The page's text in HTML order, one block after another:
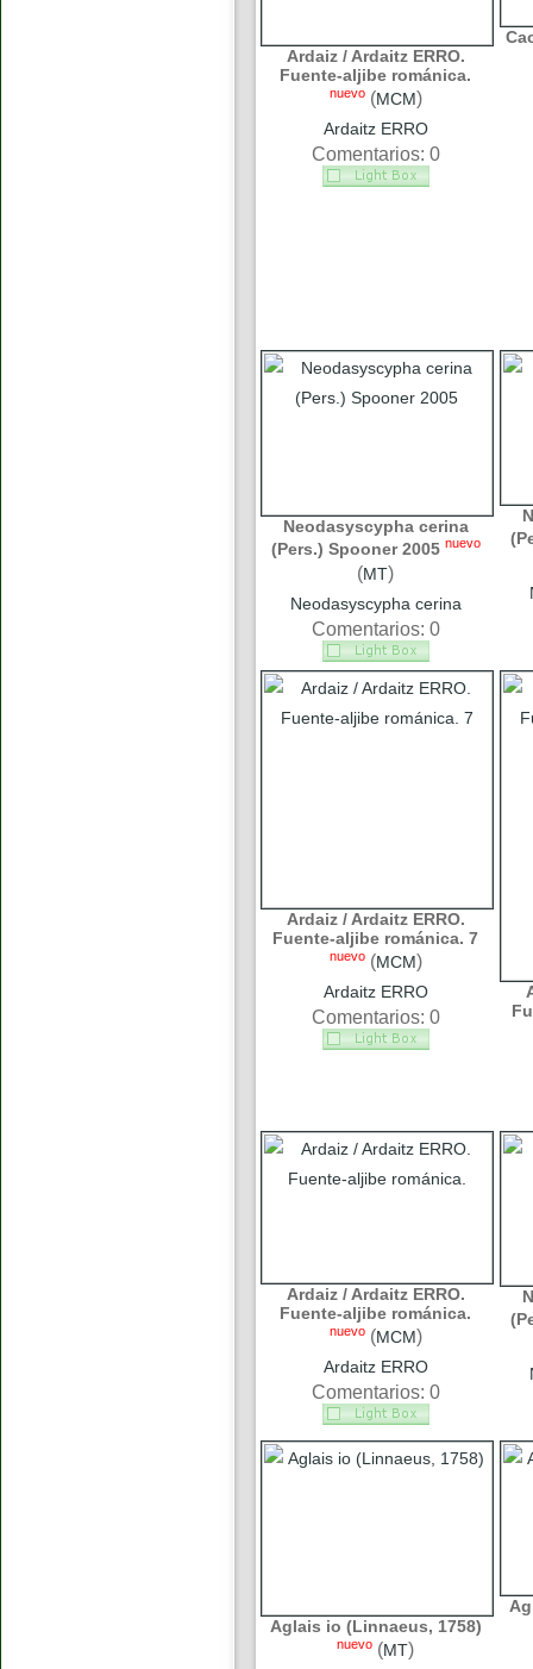
Ardaiz / Ardaitz ERRO.
Fuente-aljibe románica.
nuevo (MCM)
Ardaitz ERRO
Comentarios: 0
Neodasyscypha cerina
(Pers.) Spooner 2005 nuevo
(MT)
Neodasyscypha cerina
Comentarios: 0
Ardaiz / Ardaitz ERRO.
Fuente-aljibe románica. 7
nuevo (MCM)
Ardaitz ERRO
Comentarios: 0
Ardaiz / Ardaitz ERRO.
Fuente-aljibe románica.
nuevo (MCM)
Ardaitz ERRO
Comentarios: 0
Aglais io (Linnaeus, 1758)
nuevo (MT)